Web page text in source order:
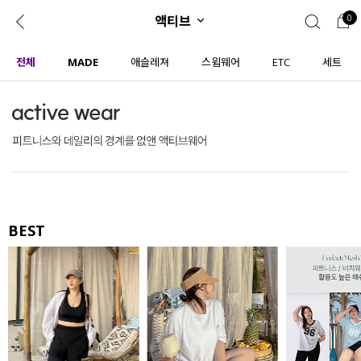
로그인 0
ENG
콘텐츠 리뷰 & 혜택 플러스핏
CATEGORY COMMUNITY
인플루언서 pick!
신상 5%
베스트
MADE
익스클루시브
아우터
티셔츠
니트
액티브 0
전체 MADE 애슬레져 스윔웨어 ETC 세트
BEST